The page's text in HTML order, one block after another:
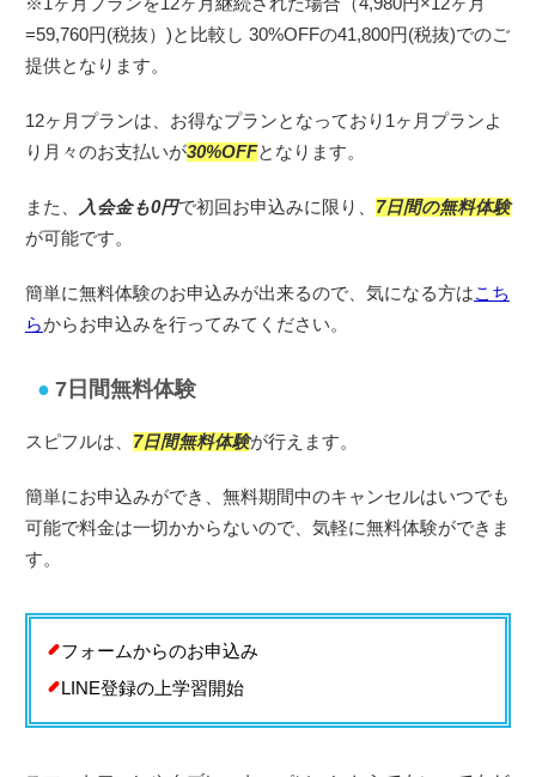
=59,760円(税抜）)と比較し 30%OFFの41,800円(税抜)でのご
提供となります。
12ヶ月プランは、お得なプランとなっており1ヶ月プランよ
り月々のお支払いが30%OFFとなります。
また、 入会金も0円で初回お申込みに限り、 7日間の無料体験
が可能です。
簡単に無料体験のお申込みが出来るので、気になる方はこち
らからお申込みを行ってみてください。
7日間無料体験
スピフルは、 7日間無料体験が行えます。
簡単にお申込みができ、無料期間中のキャンセルはいつでも
可能で料金は一切かからないので、気軽に無料体験ができま
す。
フォームからのお申込み
LINE登録の上学習開始